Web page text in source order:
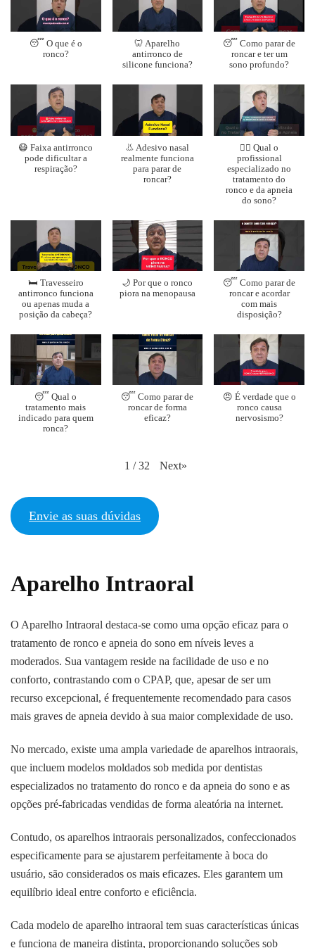
😴 O que é o
ronco?
🦷 Aparelho
antirronco de
silicone funciona?
😴 Como parar de
roncar e ter um
sono profundo?
😷 Faixa antirronco
pode dificultar a
respiração?
👃 Adesivo nasal
realmente funciona
para parar de
roncar?
👨‍⚕️ Qual o
profissional
especializado no
tratamento do
ronco e da apneia
do sono?
🛏️ Travesseiro
antirronco funciona
ou apenas muda a
posição da cabeça?
🌙 Por que o ronco
piora na menopausa
😴 Como parar de
roncar e acordar
com mais
disposição?
😴 Qual o
tratamento mais
indicado para quem
ronca?
😴 Como parar de
roncar de forma
eficaz?
😠 É verdade que o
ronco causa
nervosismo?
1 / 32 Next»
Envie as suas dúvidas
Aparelho Intraoral
O Aparelho Intraoral destaca-se como uma opção eficaz para o
tratamento de ronco e apneia do sono em níveis leves a
moderados. Sua vantagem reside na facilidade de uso e no
conforto, contrastando com o CPAP, que, apesar de ser um
recurso excepcional, é frequentemente recomendado para casos
mais graves de apneia devido à sua maior complexidade de uso.
No mercado, existe uma ampla variedade de aparelhos intraorais,
que incluem modelos moldados sob medida por dentistas
especializados no tratamento do ronco e da apneia do sono e as
opções pré-fabricadas vendidas de forma aleatória na internet.
Contudo, os aparelhos intraorais personalizados, confeccionados
especificamente para se ajustarem perfeitamente à boca do
usuário, são considerados os mais eficazes. Eles garantem um
equilíbrio ideal entre conforto e eficiência.
Cada modelo de aparelho intraoral tem suas características únicas
e funciona de maneira distinta, proporcionando soluções sob